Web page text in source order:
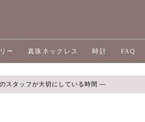
ー 真珠ネックレス 時計 FAQ
スタッフが大切にしている時間 ―